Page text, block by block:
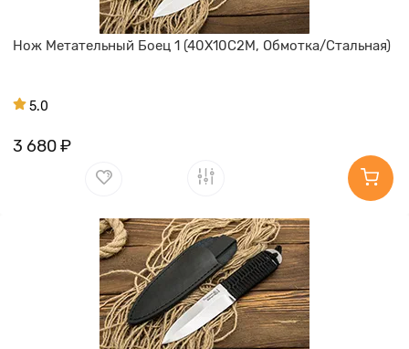
Нож Метательный Боец 1 (40Х10С2М, Обмотка/Стальная)
5.0
3 680 ₽